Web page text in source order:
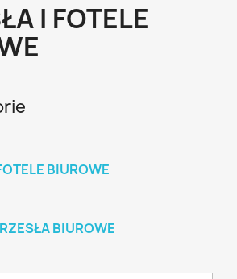
I FOTELE
BIUROWE
BIUROWE